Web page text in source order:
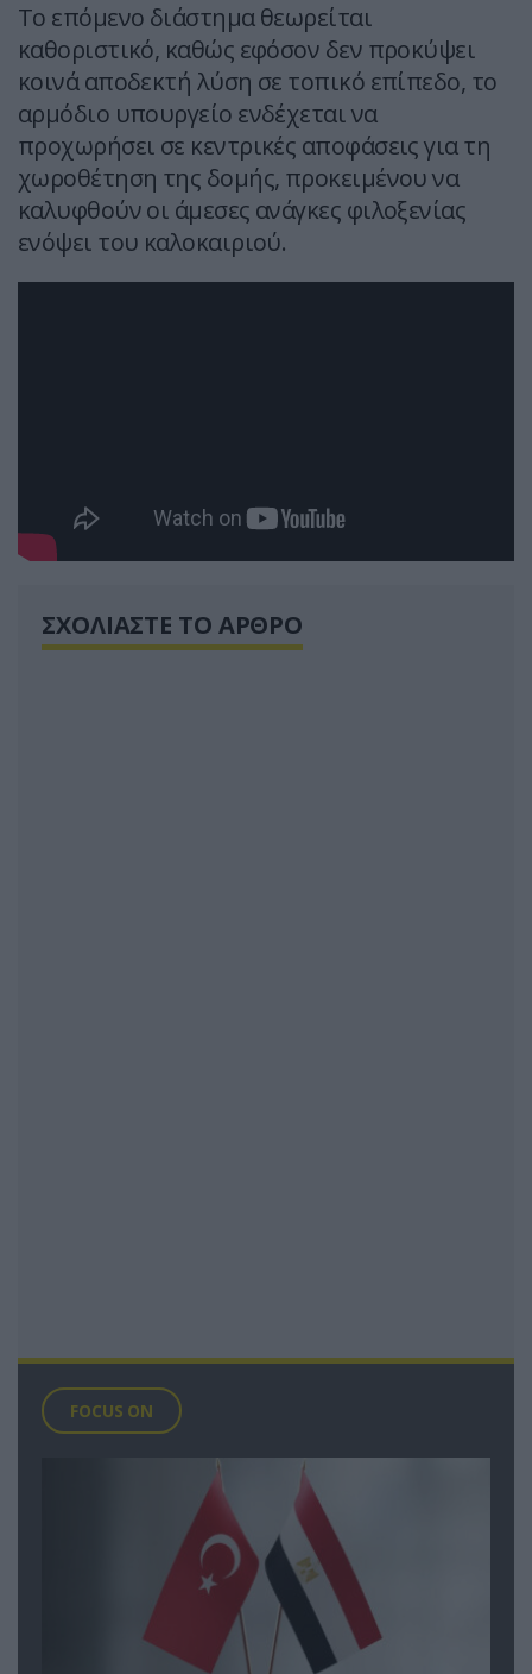
Το επόμενο διάστημα θεωρείται
καθοριστικό, καθώς εφόσον δεν προκύψει
κοινά αποδεκτή λύση σε τοπικό επίπεδο, το
αρμόδιο υπουργείο ενδέχεται να
προχωρήσει σε κεντρικές αποφάσεις για τη
χωροθέτηση της δομής, προκειμένου να
καλυφθούν οι άμεσες ανάγκες φιλοξενίας
ενόψει του καλοκαιριού.
ΣΧΟΛΙΑΣΤΕ ΤΟ ΑΡΘΡΟ
FOCUS ON